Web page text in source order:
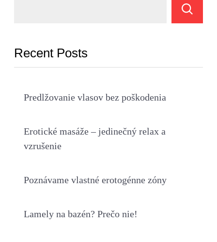
Recent Posts
Predlžovanie vlasov bez poškodenia
Erotické masáže – jedinečný relax a
vzrušenie
Poznávame vlastné erotogénne zóny
Lamely na bazén? Prečo nie!